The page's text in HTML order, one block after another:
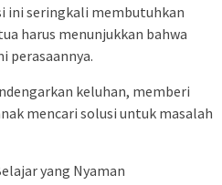
ini seringkali membutuhkan
harus menunjukkan bahwa
perasaannya.
keluhan, memberi
mencari solusi untuk masalah
yang Nyaman